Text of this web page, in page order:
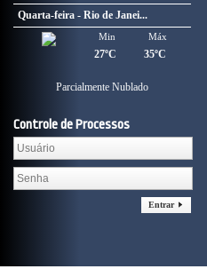
Quarta-feira - Rio de Janei...
Máx
35ºC
Min
27ºC
Parcialmente Nublado
Controle de Processos
Entrar